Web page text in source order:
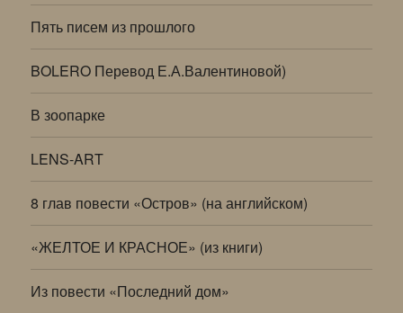
Пять писем из прошлого
BOLERO Перевод Е.А.Валентиновой)
В зоопарке
LENS-ART
8 глав повести «Остров» (на английском)
«ЖЕЛТОЕ И КРАСНОЕ» (из книги)
Из повести «Последний дом»